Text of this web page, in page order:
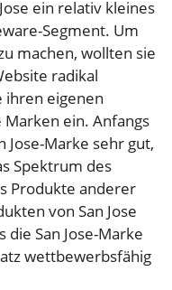
ein relativ kleines
Segment. Um
machen, wollten sie
radikal
eigenen
ein. Anfangs
Jose-Marke sehr gut,
Spektrum des
Produkte anderer
von San Jose
San Jose-Marke
wettbewerbsfähig